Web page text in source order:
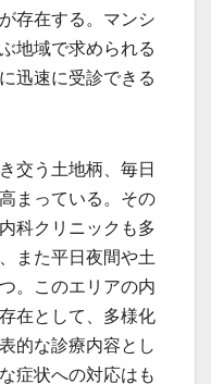
存在する。マンシ
地域で求められる
迅速に受診できる
交う土地柄、毎日
まっている。その
科クリニックも多
また平日夜間や土
。このエリアの内
在として、多様化
的な診療内容とし
症状への対応はも